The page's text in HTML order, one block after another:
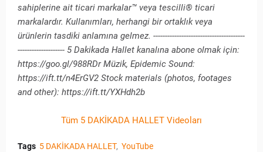
sahiplerine ait ticari markalar™ veya tescilli® ticari
markalardır. Kullanımları, herhangi bir ortaklık veya
ürünlerin tasdiki anlamına gelmez. ---------------------------------------
-------------------- 5 Dakikada Hallet kanalına abone olmak için:
https://goo.gl/988RDr Müzik, Epidemic Sound:
https://ift.tt/n4ErGV2 Stock materials (photos, footages
and other): https://ift.tt/YXHdh2b
Tüm 5 DAKİKADA HALLET Videoları
Tags 5 DAKİKADA HALLET YouTube